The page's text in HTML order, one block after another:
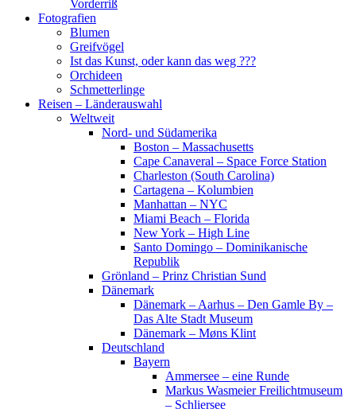
Vorderriß
Fotografien
Blumen
Greifvögel
Ist das Kunst, oder kann das weg ???
Orchideen
Schmetterlinge
Reisen – Länderauswahl
Weltweit
Nord- und Südamerika
Boston – Massachusetts
Cape Canaveral – Space Force Station
Charleston (South Carolina)
Cartagena – Kolumbien
Manhattan – NYC
Miami Beach – Florida
New York – High Line
Santo Domingo – Dominikanische
Republik
Grönland – Prinz Christian Sund
Dänemark
Dänemark – Aarhus – Den Gamle By –
Das Alte Stadt Museum
Dänemark – Møns Klint
Deutschland
Bayern
Ammersee – eine Runde
Markus Wasmeier Freilichtmuseum
– Schliersee